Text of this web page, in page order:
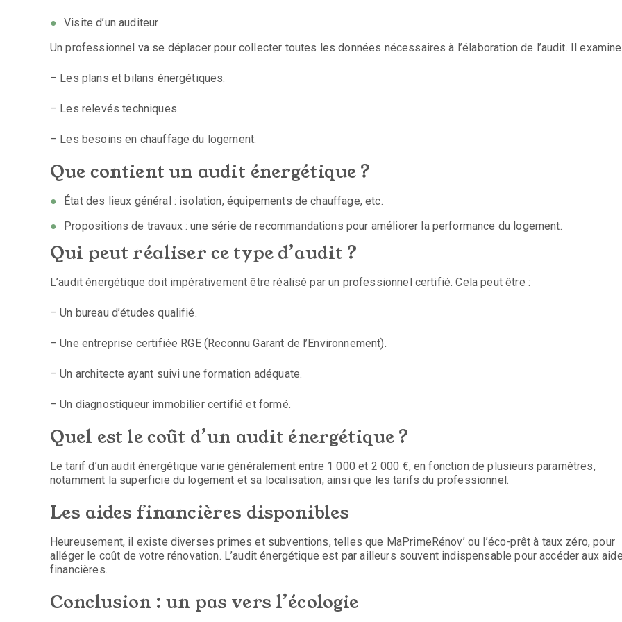
Visite d’un auditeur
Un professionnel va se déplacer pour collecter toutes les données nécessaires à l’élaboration de l’audit. Il
– Les plans et bilans énergétiques.
– Les relevés techniques.
– Les besoins en chauffage du logement.
Que contient un audit énergétique ?
État des lieux général : isolation, équipements de chauffage, etc.
Propositions de travaux : une série de recommandations pour améliorer la performance du logement.
Qui peut réaliser ce type d’audit ?
L’audit énergétique doit impérativement être réalisé par un professionnel certifié. Cela peut être :
– Un bureau d’études qualifié.
– Une entreprise certifiée RGE (Reconnu Garant de l’Environnement).
– Un architecte ayant suivi une formation adéquate.
– Un diagnostiqueur immobilier certifié et formé.
Quel est le coût d’un audit énergétique ?
Le tarif d’un audit énergétique varie généralement entre 1 000 et 2 000 €, en fonction de plusieurs paramètres,
notamment la superficie du logement et sa localisation, ainsi que les tarifs du professionnel.
Les aides financières disponibles
Heureusement, il existe diverses primes et subventions, telles que MaPrimeRénov’ ou l’éco-prêt à taux zéro, pour
alléger le coût de votre rénovation. L’audit énergétique est par ailleurs souvent indispensable pour accéder aux
financières.
Conclusion : un pas vers l’écologie